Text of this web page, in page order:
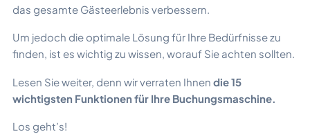
das gesamte Gästeerlebnis verbessern.
Um jedoch die optimale Lösung für Ihre Bedürfnisse zu
finden, ist es wichtig zu wissen, worauf Sie achten sollten.
Lesen Sie weiter, denn wir verraten Ihnen die 15
wichtigsten Funktionen für Ihre Buchungsmaschine.
Los geht’s!